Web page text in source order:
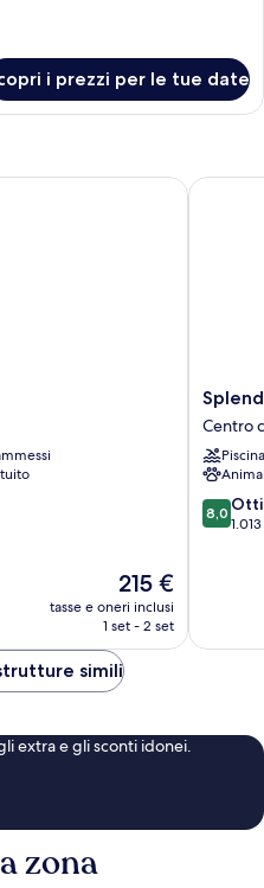
i prezzi per le tue date
Il
prezzo
attuale
215 €
215 €
tasse e oneri inclusi
1 set - 2 set
Hotel
&
Spa
Nice
Centro
città
Centro
Piscina
8.0
su
8,0
simili
extra e gli sconti idonei.
zona